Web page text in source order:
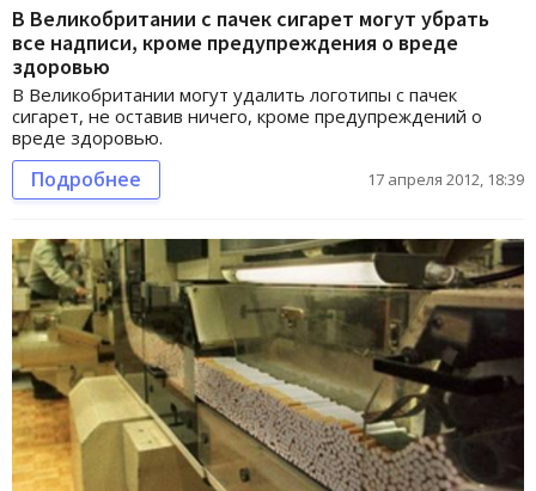
В Великобритании с пачек сигарет могут убрать
все надписи, кроме предупреждения о вреде
здоровью
В Великобритании могут удалить логотипы с пачек
сигарет, не оставив ничего, кроме предупреждений о
вреде здоровью.
Подробнее 17 апреля 2012, 18:39